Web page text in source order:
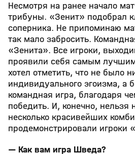
Несмотря на ранее начало
трибуны. «Зенит» подобрал
соперника. Не припоминаю
так мало забросить.
«Зенита». Все игроки,
проявили себя самым
хотел отметить, что не было
индивидуального эгоизма, а
командная игра, благодаря
победить. И, конечно, нельзя
несколько красивейших
продемонстрировали игроки
— Как вам игра Шведа?